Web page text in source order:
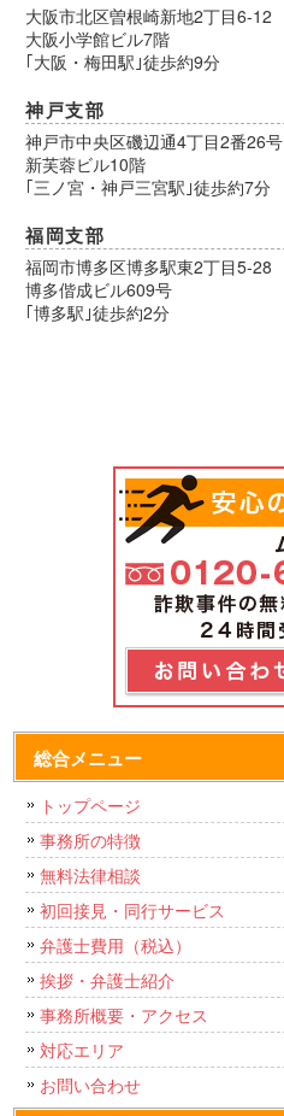
大阪市北区曽根崎新地2丁目6-12
大阪小学館ビル7階
｢大阪・梅田駅｣徒歩約9分
神戸支部
神戸市中央区磯辺通4丁目2番26号
新芙蓉ビル10階
｢三ノ宮・神戸三宮駅｣徒歩約7分
福岡支部
福岡市博多区博多駅東2丁目5-28
博多偕成ビル609号
｢博多駅｣徒歩約2分
総合メニュー
トップページ
事務所の特徴
無料法律相談
初回接見・同行サービス
弁護士費用（税込）
挨拶・弁護士紹介
事務所概要・アクセス
対応エリア
お問い合わせ